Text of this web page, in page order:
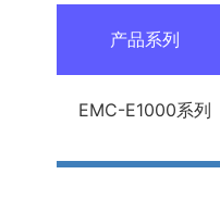
产品系列
EMC-E1000系列